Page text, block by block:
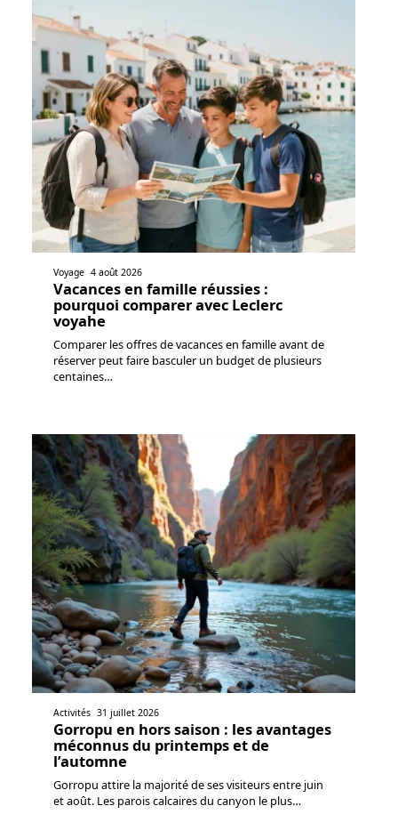
Voyage 4 août 2026
Vacances en famille réussies :
pourquoi comparer avec Leclerc
voyahe
Comparer les offres de vacances en famille avant de
réserver peut faire basculer un budget de plusieurs
centaines…
Activités 31 juillet 2026
Gorropu en hors saison : les avantages
méconnus du printemps et de
l’automne
Gorropu attire la majorité de ses visiteurs entre juin
et août. Les parois calcaires du canyon le plus…